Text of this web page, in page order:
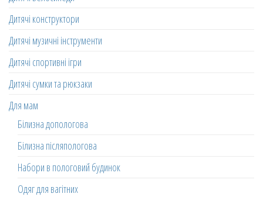
Дитячі конструктори
Дитячі музичні інструменти
Дитячі спортивні ігри
Дитячі сумки та рюкзаки
Для мам
Білизна допологова
Білизна післяпологова
Набори в пологовий будинок
Одяг для вагітних